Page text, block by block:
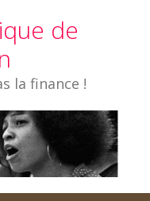
de
la finance !